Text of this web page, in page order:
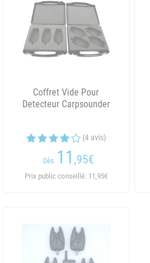
Coffret Vide Pour
Detecteur Carpsounder
(4 avis)
Dès 11 ,95€
Prix public conseillé: 11,95€